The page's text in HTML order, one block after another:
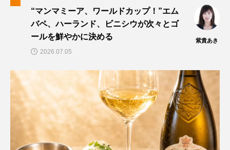
“マンマミーア、ワールドカップ！”エム
バペ、ハーランド、ビニシウが次々とゴ
ールを鮮やかに決める
紫貴あき
2026.07.05